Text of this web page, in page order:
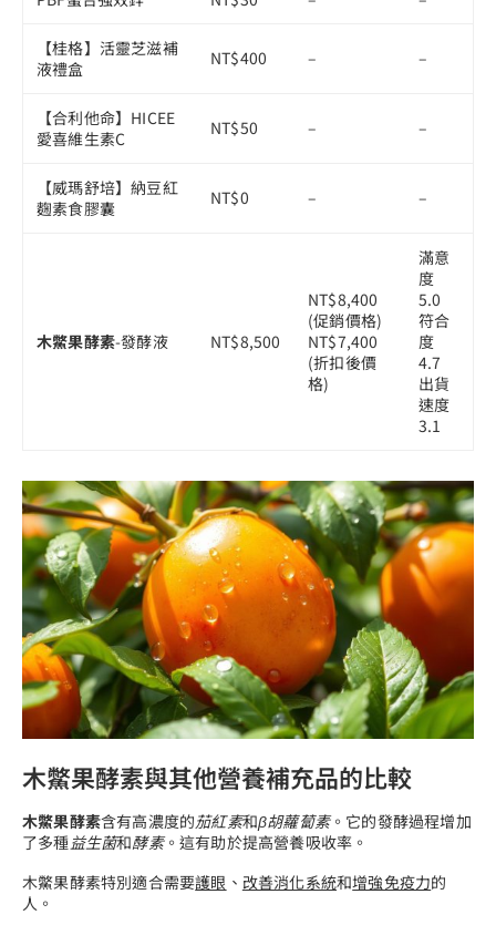
【桂格】活靈芝滋補
液禮盒
NT$400 – –
【合利他命】HICEE
愛喜維生素C
NT$50 – –
【威瑪舒培】納豆紅
麴素食膠囊
NT$0 – –
木鱉果酵素-發酵液 NT$8,500
NT$8,400
(促銷價格)
NT$7,400
(折扣後價
格)
滿意
度
5.0
符合
度
4.7
出貨
速度
3.1
木鱉果酵素與其他營養補充品的比較
木鱉果酵素含有高濃度的茄紅素和β胡蘿蔔素。它的發酵過程增加
了多種益生菌和酵素。這有助於提高營養吸收率。
木鱉果酵素特別適合需要護眼 、 改善消化系統和增強免疫力的
人。